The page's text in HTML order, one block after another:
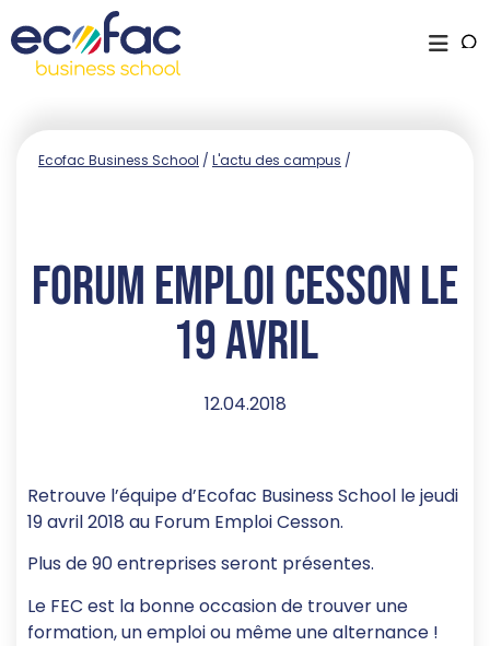
Ecofac Business School / L'actu des campus /
Forum Emploi Cesson le
19 avril
12.04.2018
Retrouve l’équipe d’Ecofac Business School le jeudi
19 avril 2018 au Forum Emploi Cesson.
Plus de 90 entreprises seront présentes.
Le FEC est la bonne occasion de trouver une
formation, un emploi ou même une alternance !